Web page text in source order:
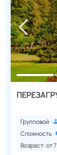
Групповой
Сложность
Возраст: от7